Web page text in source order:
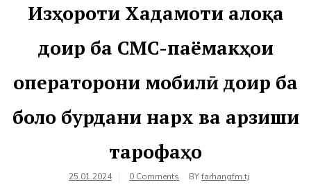
Изҳороти Хадамоти алоқа
доир ба СМС-паёмакҳои
операторони мобилӣ доир ба
боло бурдани нарх ва арзиши
тарофаҳо
25.01.2024 0 Comments BYfarhangfm.tj